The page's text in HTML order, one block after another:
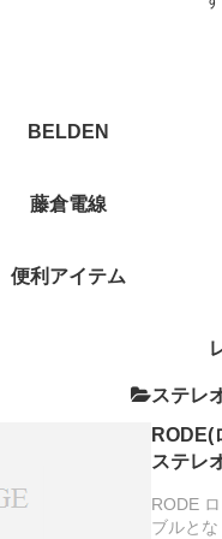
BELDEN
藤倉電線
便利アイテム
ステレ
RODE(
ステレ
ビデオ
RODE
ブルと